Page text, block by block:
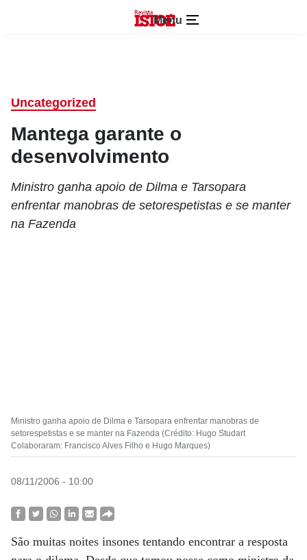
Menu
Uncategorized
Mantega garante o
desenvolvimento
Ministro ganha apoio de Dilma e Tarsopara
enfrentar manobras de setorespetistas e se manter
na Fazenda
Ministro ganha apoio de Dilma e Tarsopara enfrentar manobras de
setorespetistas e se manter na Fazenda (Crédito: Hugo Studart
Colaboraram: Francisco Alves Filho e Hugo Marques)
08/11/2006 - 10:00
São muitas noites insones tentando encontrar a resposta